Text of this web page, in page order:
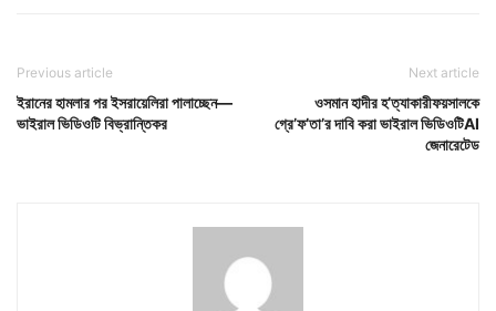
Previous article
ইরানের হামলার পর ইসরায়েলিরা পালাচ্ছেন—
ভাইরাল ভিডিওটি বিভ্রান্তিকর
Next article
ওসমান হাদীর হ’ত্যাকারীফয়সালকে
গ্রে’ফ’তা’র দাবি করা ভাইরাল ভিডিওটিAI
জেনারেটেড